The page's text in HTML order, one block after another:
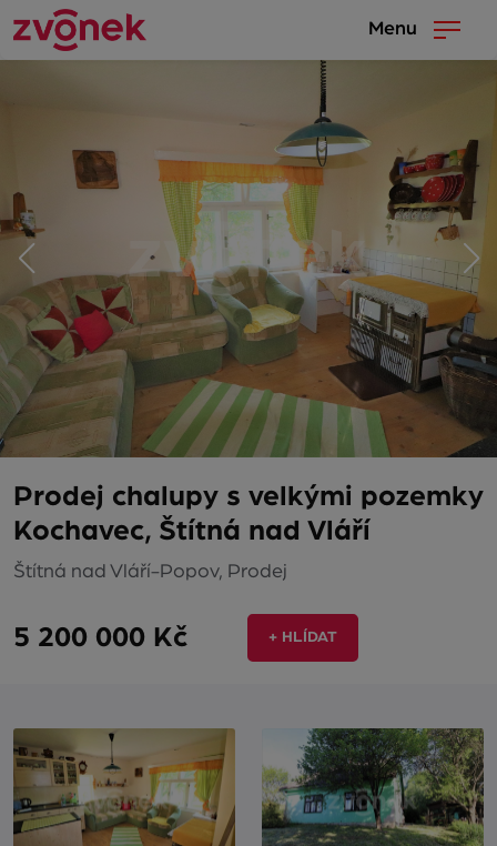
Menu
Prodej chalupy s velkými pozemky
Kochavec, Štítná nad Vláří
Štítná nad Vláří-Popov, Prodej
5 200 000 Kč + HLÍDAT